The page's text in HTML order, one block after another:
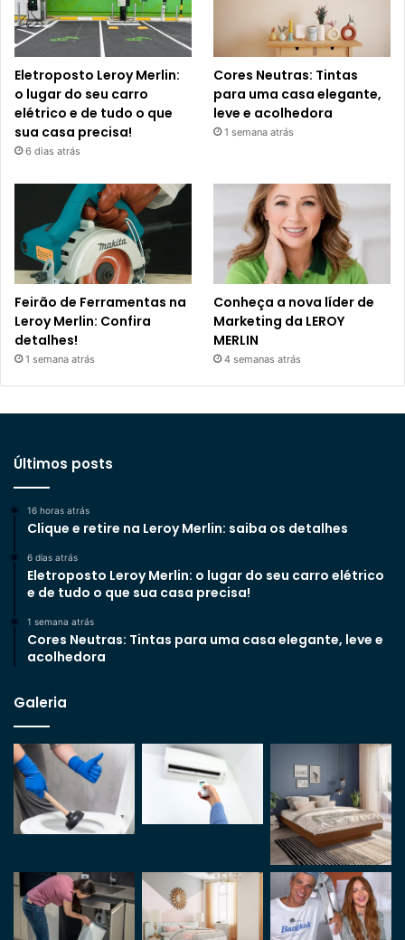
Eletroposto Leroy Merlin:
o lugar do seu carro
elétrico e de tudo o que
sua casa precisa!
6 dias atrás
Cores Neutras: Tintas
para uma casa elegante,
leve e acolhedora
1 semana atrás
Feirão de Ferramentas na
Leroy Merlin: Confira
detalhes!
1 semana atrás
Conheça a nova líder de
Marketing da LEROY
MERLIN
4 semanas atrás
Últimos posts
16 horas atrás
Clique e retire na Leroy Merlin: saiba os detalhes
6 dias atrás
Eletroposto Leroy Merlin: o lugar do seu carro elétrico
e de tudo o que sua casa precisa!
1 semana atrás
Cores Neutras: Tintas para uma casa elegante, leve e
acolhedora
Galeria